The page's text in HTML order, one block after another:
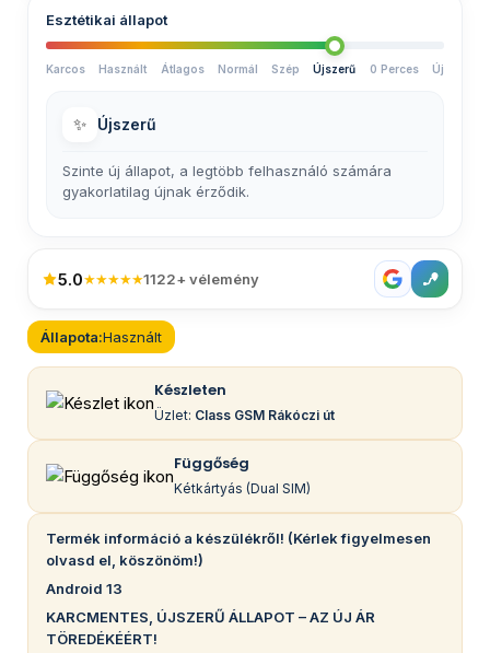
Esztétikai állapot
Karcos Használt Átlagos Normál Szép Újszerű 0 Perces Új
✨ Újszerű
Szinte új állapot, a legtöbb felhasználó számára
gyakorlatilag újnak érződik.
5.0★★★★★1122+ vélemény
Állapota:Használt
Készleten
Üzlet: Class GSM Rákóczi út
Függőség
Kétkártyás (Dual SIM)
Termék információ a készülékről! (Kérlek figyelmesen
olvasd el, köszönöm!)
Android 13
KARCMENTES, ÚJSZERŰ ÁLLAPOT – AZ ÚJ ÁR
TÖREDÉKÉÉRT!